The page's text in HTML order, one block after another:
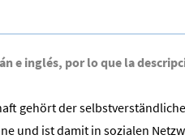
e inglés, por lo que la
gehört der
und ist damit in sozialen